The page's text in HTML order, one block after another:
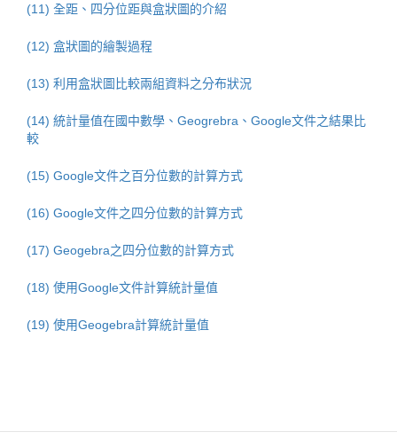
(11) 全距、四分位距與盒狀圖的介紹
(12) 盒狀圖的繪製過程
(13) 利用盒狀圖比較兩組資料之分布狀況
(14) 統計量值在國中數學、Geogrebra、Google文件之結果比
較
(15) Google文件之百分位數的計算方式
(16) Google文件之四分位數的計算方式
(17) Geogebra之四分位數的計算方式
(18) 使用Google文件計算統計量值
(19) 使用Geogebra計算統計量值